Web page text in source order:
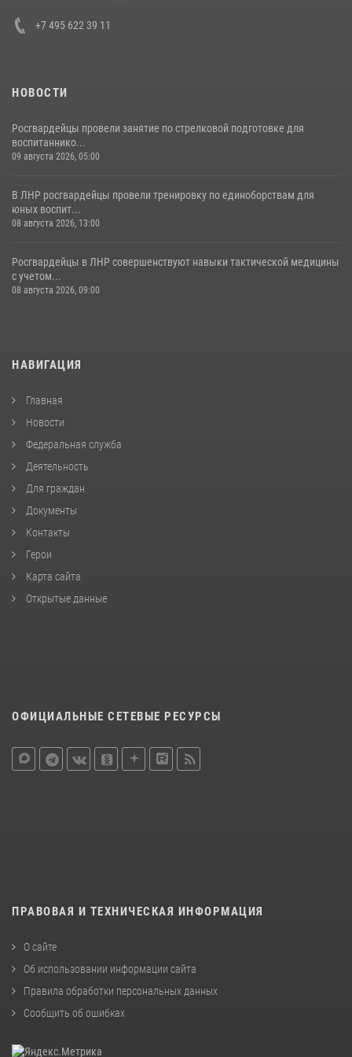
+7 495 622 39 11
НОВОСТИ
Росгвардейцы провели занятие по стрелковой подготовке для
воспитаннико...
09 августа 2026, 05:00
В ЛНР росгвардейцы провели тренировку по единоборствам для
юных воспит...
08 августа 2026, 13:00
Росгвардейцы в ЛНР совершенствуют навыки тактической медицины
с учетом...
08 августа 2026, 09:00
НАВИГАЦИЯ
Главная
Новости
Федеральная служба
Деятельность
Для граждан
Документы
Контакты
Герои
Карта сайта
Открытые данные
ОФИЦИАЛЬНЫЕ СЕТЕВЫЕ РЕСУРСЫ
ПРАВОВАЯ И ТЕХНИЧЕСКАЯ ИНФОРМАЦИЯ
О сайте
Об использовании информации сайта
Правила обработки персональных данных
Сообщить об ошибках